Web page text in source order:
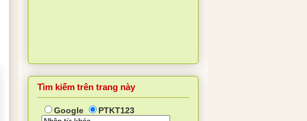
Tìm kiếm trên trang này
Google PTKT123